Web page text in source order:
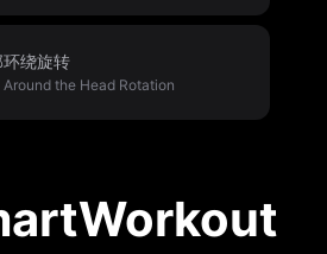
绕旋转
the Head Rotation